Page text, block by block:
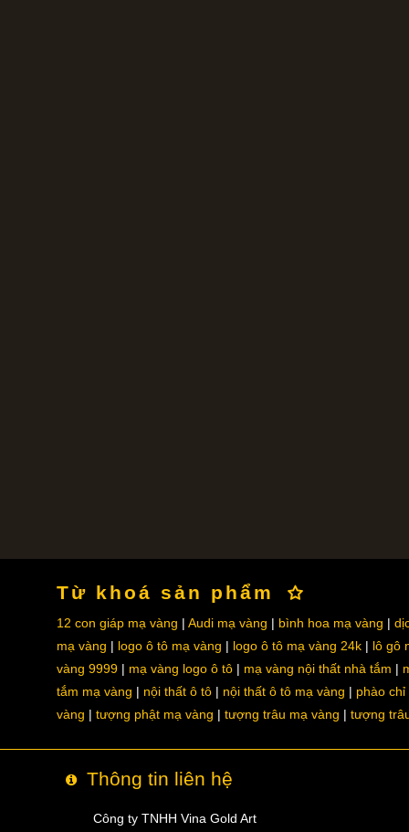
Từ khoá sản phẩm
12 con giáp mạ vàng Audi mạ vàng bình hoa mạ vàng
mạ vàng
logo ô tô mạ vàng logo ô tô mạ vàng 24k
lô gô
vàng 9999
mạ vàng logo ô tô mạ vàng nội thất nhà tắm
tắm mạ vàng
nội thất ô tô nội thất ô tô mạ vàng
phào chỉ
vàng
tượng phật mạ vàng tượng trâu mạ vàng tượng
Thông tin liên hệ
Công ty TNHH Vina Gold Art